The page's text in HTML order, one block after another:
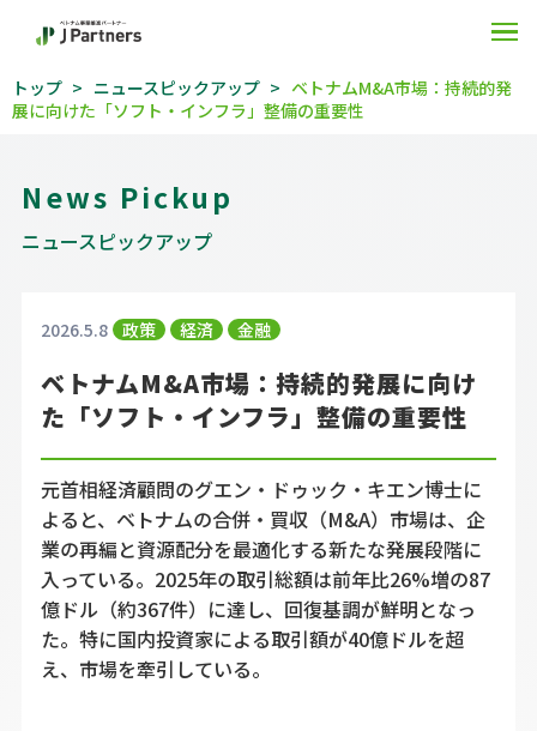
トップ ニュースピックアップ
ベトナムM&A市場：持続的発
展に向けた「ソフト・インフラ」整備の重要性
News Pickup
ニュースピックアップ
2026.5.8 政策 経済 金融
ベトナムM&A市場：持続的発展に向け
た「ソフト・インフラ」整備の重要性
元首相経済顧問のグエン・ドゥック・キエン博士に
よると、ベトナムの合併・買収（M&A）市場は、企
業の再編と資源配分を最適化する新たな発展段階に
入っている。2025年の取引総額は前年比26%増の87
億ドル（約367件）に達し、回復基調が鮮明となっ
た。特に国内投資家による取引額が40億ドルを超
え、市場を牽引している。